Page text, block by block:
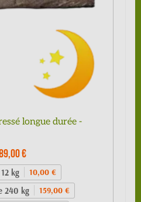
longue durée -
€
kg 10,00 €
240 kg 159,00 €